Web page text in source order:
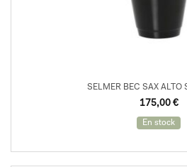
SELMER BEC SAX ALTO
175,00 €
En stock